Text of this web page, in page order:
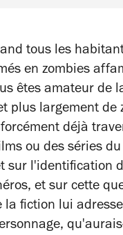
tous les
en zombies
êtes amateur de
plus largement de
déjà
ou des séries
sur l'identification
et sur cette
la fiction lui